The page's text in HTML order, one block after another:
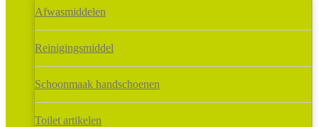
Afwasmiddelen
Reinigingsmiddel
Schoonmaak handschoenen
Toilet artikelen